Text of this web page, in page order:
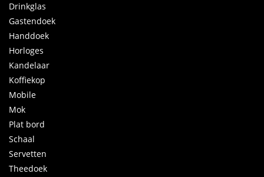
Drinkglas
Gastendoek
Handdoek
Horloges
Kandelaar
Koffiekop
Mobile
Mok
Plat bord
Schaal
Servetten
Theedoek